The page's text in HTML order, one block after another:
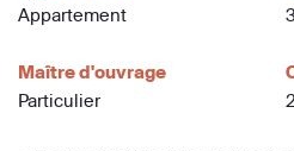
Appartement
Maître d'ouvrage
Particulier